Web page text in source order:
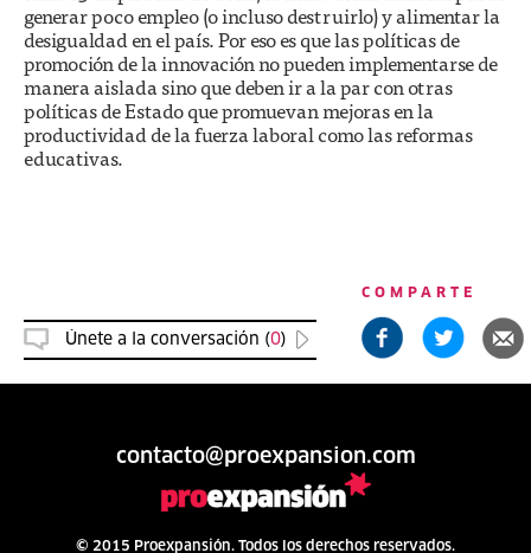
generar poco empleo (o incluso destruirlo) y alimentar la
desigualdad en el país. Por eso es que las políticas de
promoción de la innovación no pueden implementarse de
manera aislada sino que deben ir a la par con otras
políticas de Estado que promuevan mejoras en la
productividad de la fuerza laboral como las reformas
educativas.
Únete a la conversación (0)
COMPARTE
contacto@proexpansion.com
© 2015 Proexpansión. Todos los derechos reservados.